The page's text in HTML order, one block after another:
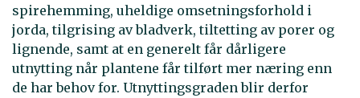
spirehemming, uheldige omsetningsforhold i
jorda, tilgrising av bladverk, tiltetting av porer og
lignende, samt at en generelt får dårligere
utnytting når plantene får tilført mer næring enn
de har behov for. Utnyttingsgraden blir derfor